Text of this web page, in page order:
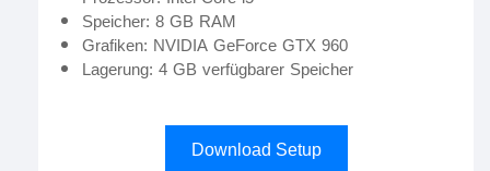
Speicher: 8 GB RAM
Grafiken: NVIDIA GeForce GTX 960
Lagerung: 4 GB verfügbarer Speicher
Download Setup